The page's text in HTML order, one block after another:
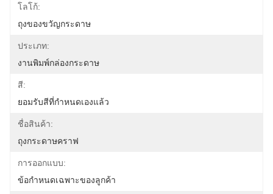
โลโก้:
ถุงของขวัญกระดาษ
ประเภท:
งานพิมพ์กล่องกระดาษ
สี:
ยอมรับสีที่กำหนดเองแล้ว
ชื่อสินค้า:
ถุงกระดาษคราฟ
การออกแบบ:
ข้อกำหนดเฉพาะของลูกค้า